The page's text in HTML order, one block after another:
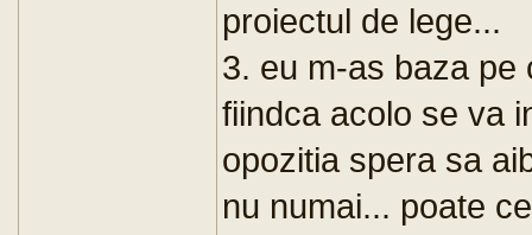
proiectul de lege...
3. eu m-as baza pe
fiindca acolo se va
opozitia spera sa
nu numai... poate